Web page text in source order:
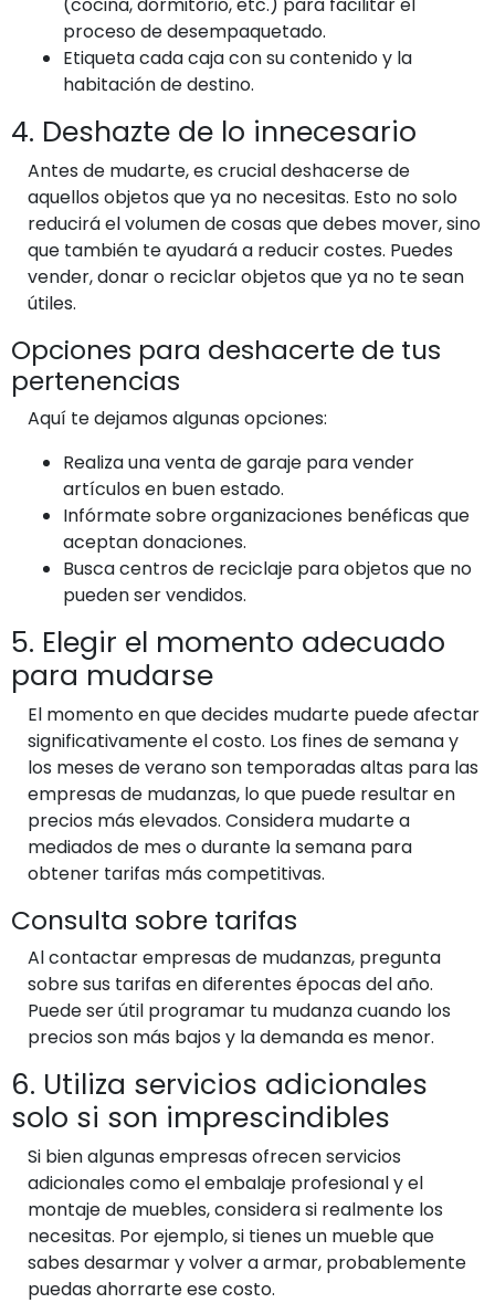
proceso de desempaquetado.
Etiqueta cada caja con su contenido y la
habitación de destino.
4. Deshazte de lo innecesario
Antes de mudarte, es crucial deshacerse de
aquellos objetos que ya no necesitas. Esto no solo
reducirá el volumen de cosas que debes mover, sino
que también te ayudará a reducir costes. Puedes
vender, donar o reciclar objetos que ya no te sean
útiles.
Opciones para deshacerte de tus
pertenencias
Aquí te dejamos algunas opciones:
Realiza una venta de garaje para vender
artículos en buen estado.
Infórmate sobre organizaciones benéficas que
aceptan donaciones.
Busca centros de reciclaje para objetos que no
pueden ser vendidos.
5. Elegir el momento adecuado
para mudarse
El momento en que decides mudarte puede afectar
significativamente el costo. Los fines de semana y
los meses de verano son temporadas altas para las
empresas de mudanzas, lo que puede resultar en
precios más elevados. Considera mudarte a
mediados de mes o durante la semana para
obtener tarifas más competitivas.
Consulta sobre tarifas
Al contactar empresas de mudanzas, pregunta
sobre sus tarifas en diferentes épocas del año.
Puede ser útil programar tu mudanza cuando los
precios son más bajos y la demanda es menor.
6. Utiliza servicios adicionales
solo si son imprescindibles
Si bien algunas empresas ofrecen servicios
adicionales como el embalaje profesional y el
montaje de muebles, considera si realmente los
necesitas. Por ejemplo, si tienes un mueble que
sabes desarmar y volver a armar, probablemente
puedas ahorrarte ese costo.